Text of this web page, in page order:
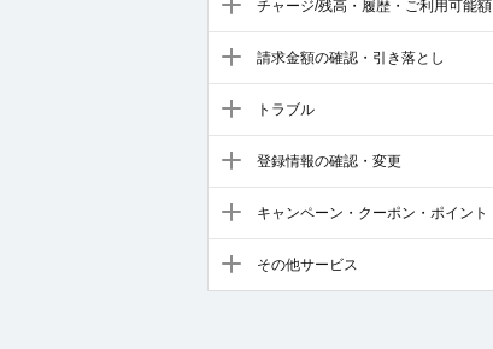
チャージ/残高・履歴・ご利用可能額
請求金額の確認・引き落とし
トラブル
登録情報の確認・変更
キャンペーン・クーポン・ポイント
その他サービス